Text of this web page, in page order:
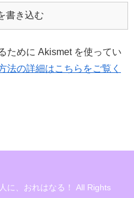
書き込む
ために Akismet を使ってい
法の詳細はこちらをご覧く
に、おれはなる！ All Rights